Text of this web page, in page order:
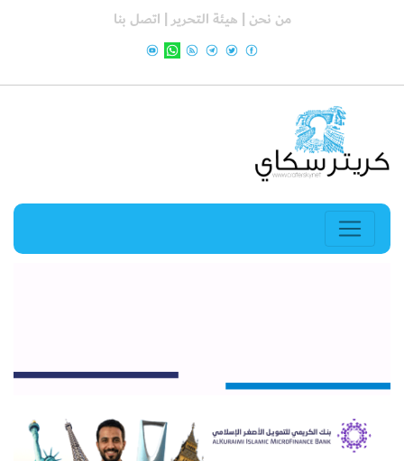
من نحن | هيئة التحرير | اتصل بنا